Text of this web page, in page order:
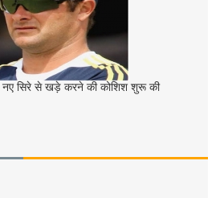
नए सिरे से खड़े करने की कोशिश शुरू की